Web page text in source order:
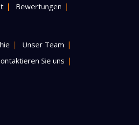
Bewertungen
Unser Team
Sie uns